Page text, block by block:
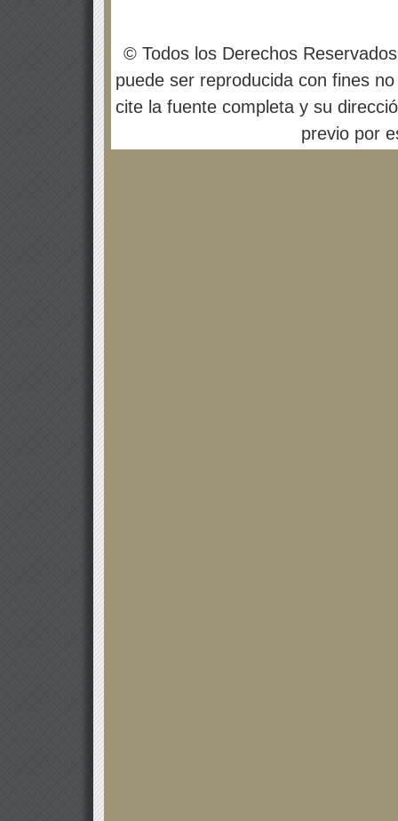
© Todos los Derechos
puede ser reproducida con fines
cite la fuente completa y su
previo por